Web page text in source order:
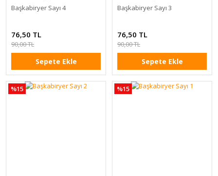
Başkabiryer Sayı 4
76,50 TL
90,00 TL
Sepete Ekle
Başkabiryer Sayı 3
76,50 TL
90,00 TL
Sepete Ekle
%15 %15